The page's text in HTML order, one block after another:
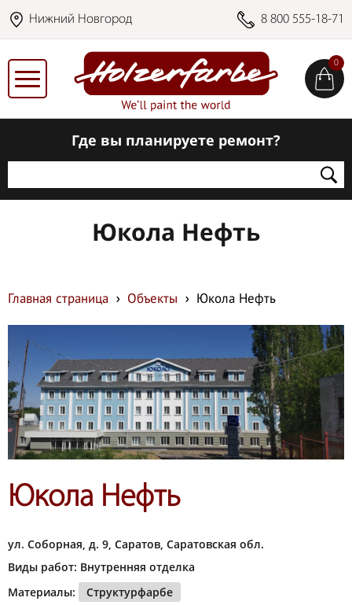
Нижний Новгород 8 800 555-18-71
0
Где вы планируете ремонт?
Юкола Нефть
Главная страница Объекты Юкола Нефть
Юкола Нефть
ул. Соборная, д. 9, Саратов, Саратовская обл.
Виды работ: Внутренняя отделка
Материалы:
Структурфарбе